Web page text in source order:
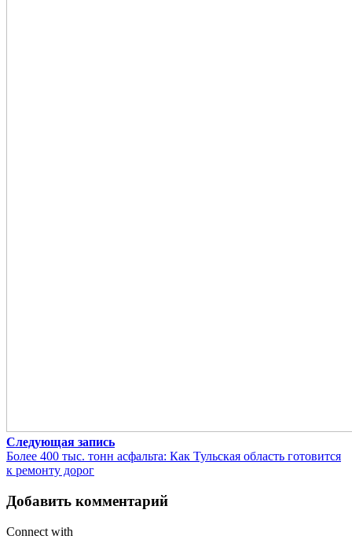
Следующая запись
Более 400 тыс. тонн асфальта: Как Тульская область готовится
к ремонту дорог
Добавить комментарий
Connect with